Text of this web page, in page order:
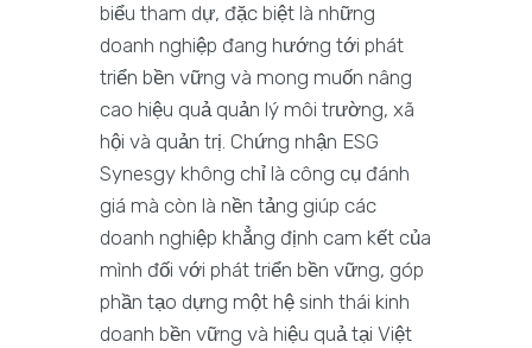
biểu tham dự, đặc biệt là những
doanh nghiệp đang hướng tới phát
triển bền vững và mong muốn nâng
cao hiệu quả quản lý môi trường, xã
hội và quản trị. Chứng nhận ESG
Synesgy không chỉ là công cụ đánh
giá mà còn là nền tảng giúp các
doanh nghiệp khẳng định cam kết của
mình đối với phát triển bền vững, góp
phần tạo dựng một hệ sinh thái kinh
doanh bền vững và hiệu quả tại Việt